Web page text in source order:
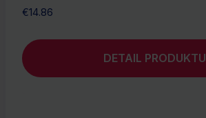
€14.86
DETAIL PRODUKTU